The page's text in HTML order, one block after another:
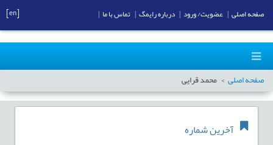
صفحه اصلی محمد قرایی
آخرین شماره
صفحه اصلی عضویت/ ورود درباره رایمگ تماس با ما